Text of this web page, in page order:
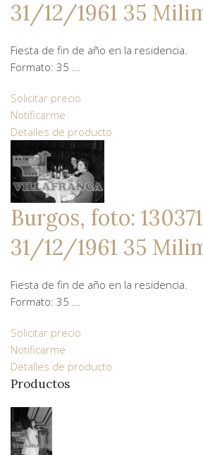
31/12/1961 35
Fiesta de fin de año en la residencia.
Formato: 35 ...
Solicitar precio
Notificarme
Detalles de producto
Burgos, foto:
31/12/1961 35
Fiesta de fin de año en la residencia.
Formato: 35 ...
Solicitar precio
Notificarme
Detalles de producto
Productos